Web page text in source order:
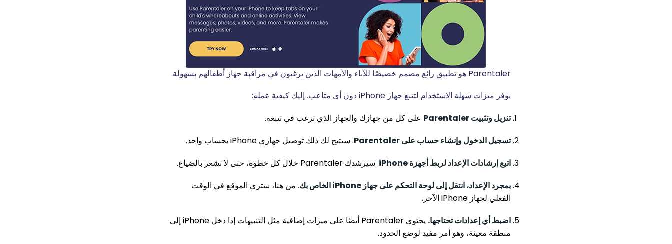
Parentaler هو تطبيق رائع مصمم خصيصًا للآباء والأمهات الذين يرغبون في مراقبة جهاز أطفالهم بسهولة.
يوفر ميزات سهلة الاستخدام لتتبع جهاز iPhone دون أي متاعب. إليك كيفية عمله:
تنزيل وتثبيت Parentaler
على كل من جهازك والجهاز الذي ترغب في تتبعه.
تسجيل الدخول وإنشاء حساب على Parentaler
. سيتيح لك ذلك توصيل جهازي iPhone بحساب واحد.
اتبع إرشادات الإعداد لربط أجهزة iPhone
. سيرشدك Parentaler خلال كل خطوة، حتى لا تشعر بالضياع.
بمجرد الإعداد، انتقل إلى لوحة التحكم على جهاز iPhone الخاص بك
. من هنا، سترى الموقع في الوقت
الفعلي لجهاز iPhone الآخر.
اضبط أي إعدادات تحتاجها.
يحتوي Parentaler أيضًا على ميزات إضافية مثل التنبيهات إذا دخل iPhone إلى
منطقة معينة، وهو أمر مفيد لوضع الحدود.